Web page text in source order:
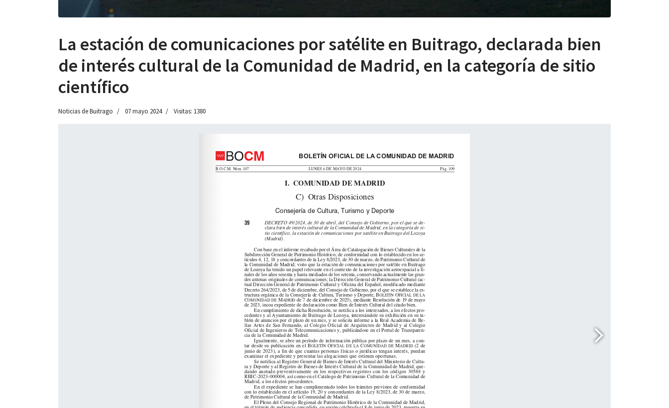
La estación de comunicaciones por satélite en Buitrago, declarada bien
de interés cultural de la Comunidad de Madrid, en la categoría de sitio
científico
Noticias de Buitrago 07 mayo 2024 Visitas: 1380